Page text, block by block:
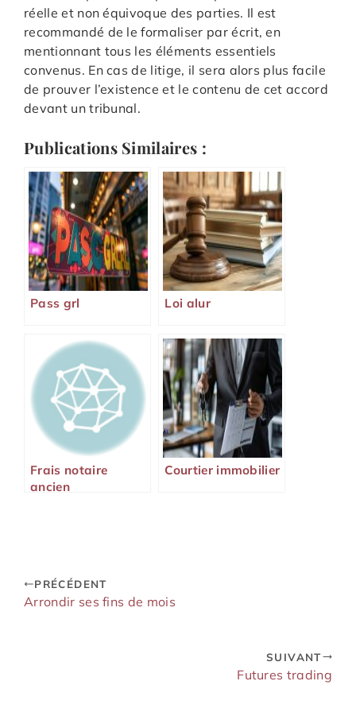
réelle et non équivoque des parties. Il est
recommandé de le formaliser par écrit, en
mentionnant tous les éléments essentiels
convenus. En cas de litige, il sera alors plus facile
de prouver l’existence et le contenu de cet accord
devant un tribunal.
Publications Similaires :
Pass grl Loi alur
Frais notaire
ancien
Courtier immobilier
PRÉCÉDENT
Arrondir ses fins de mois
SUIVANT
Futures trading